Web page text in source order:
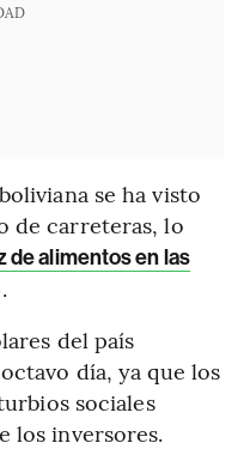
se ha visto
de carreteras, lo
de alimentos en las
.
del país
día, ya que los
sociales
los inversores.